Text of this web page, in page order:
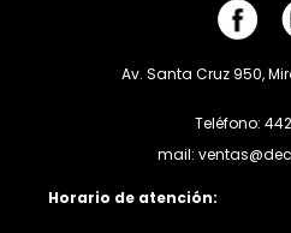
Av. Santa Cruz 950,
Teléfono:
mail:
Horario de atención: